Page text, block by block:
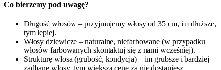
Co bierzemy pod uwagę?
Długość włosów – przyjmujemy włosy od 35 cm, im dłuższe,
tym lepiej.
Włosy dziewicze – naturalne, niefarbowane (w przypadku
włosów farbowanych skontaktuj się z nami wcześniej).
Strukturę włosa (grubość, kondycja) – im grubsze i bardziej
zadbane włosy, tym większą cenę za nie dostaniesz.